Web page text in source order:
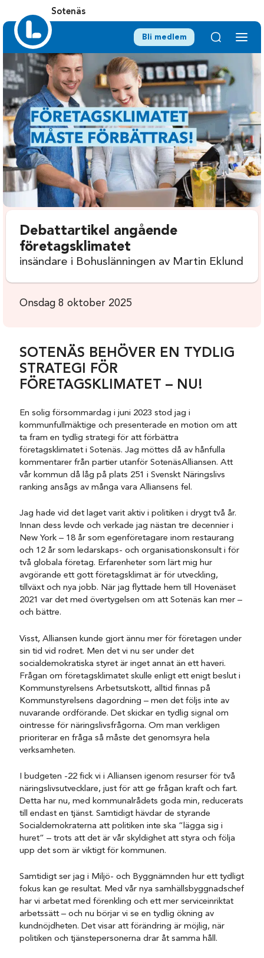
Sotenäs
Bli medlem
Debattartikel angående
företagsklimatet
insändare i Bohuslänningen av Martin Eklund
Onsdag 8 oktober 2025
SOTENÄS BEHÖVER EN TYDLIG
STRATEGI FÖR
FÖRETAGSKLIMATET – NU!
En solig försommardag i juni 2023 stod jag i
kommunfullmäktige och presenterade en motion om att
ta fram en tydlig strategi för att förbättra
företagsklimatet i Sotenäs. Jag möttes då av hånfulla
kommentarer från partier utanför SotenäsAlliansen. Att
vår kommun då låg på plats 251 i Svenskt Näringslivs
ranking ansågs av många vara Alliansens fel.
Jag hade vid det laget varit aktiv i politiken i drygt två år.
Innan dess levde och verkade jag nästan tre decennier i
New York – 18 år som egenföretagare inom restaurang
och 12 år som ledarskaps- och organisationskonsult i för
två globala företag. Erfarenheter som lärt mig hur
avgörande ett gott företagsklimat är för utveckling,
tillväxt och nya jobb. När jag flyttade hem till Hovenäset
2021 var det med övertygelsen om att Sotenäs kan mer –
och bättre.
Visst, Alliansen kunde gjort ännu mer för företagen under
sin tid vid rodret. Men det vi nu ser under det
socialdemokratiska styret är inget annat än ett haveri.
Frågan om företagsklimatet skulle enligt ett enigt beslut i
Kommunstyrelsens Arbetsutskott, alltid finnas på
Kommunstyrelsens dagordning – men det följs inte av
nuvarande ordförande. Det skickar en tydlig signal om
ointresse för näringslivsfrågorna. Om man verkligen
prioriterar en fråga så måste det genomsyra hela
verksamheten.
I budgeten -22 fick vi i Alliansen igenom resurser för två
näringslivsutvecklare, just för att ge frågan kraft och fart.
Detta har nu, med kommunalrådets goda min, reducerats
till endast en tjänst. Samtidigt hävdar de styrande
Socialdemokraterna att politiken inte ska ”lägga sig i
huret” – trots att det är vår skyldighet att styra och följa
upp det som är viktigt för kommunen.
Samtidigt ser jag i Miljö- och Byggnämnden hur ett tydligt
fokus kan ge resultat. Med vår nya samhällsbyggnadschef
har vi arbetat med förenkling och ett mer serviceinriktat
arbetssätt – och nu börjar vi se en tydlig ökning av
kundnöjdheten. Det visar att förändring är möjlig, när
politiken och tjänstepersonerna drar åt samma håll.